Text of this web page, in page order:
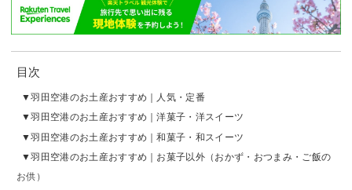
目次
羽田空港のお土産おすすめ｜人気・定番
羽田空港のお土産おすすめ｜洋菓子・洋スイーツ
羽田空港のお土産おすすめ｜和菓子・和スイーツ
羽田空港のお土産おすすめ｜お菓子以外（おかず・おつまみ・ご飯の
お供）